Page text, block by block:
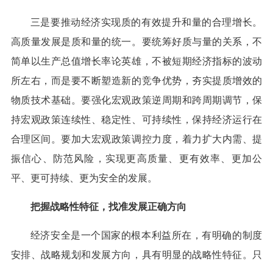
三是要推动经济实现质的有效提升和量的合理增长。
高质量发展是质和量的统一。要统筹好质与量的关系，不
简单以生产总值增长率论英雄，不被短期经济指标的波动
所左右，而是要不断塑造新的竞争优势，夯实提质增效的
物质技术基础。要强化宏观政策逆周期和跨周期调节，保
持宏观政策连续性、稳定性、可持续性，保持经济运行在
合理区间。要加大宏观政策调控力度，着力扩大内需、提
振信心、防范风险，实现更高质量、更有效率、更加公
平、更可持续、更为安全的发展。
把握战略性特征，找准发展正确方向
经济安全是一个国家的根本利益所在，有明确的制度
安排、战略规划和发展方向，具有明显的战略性特征。只